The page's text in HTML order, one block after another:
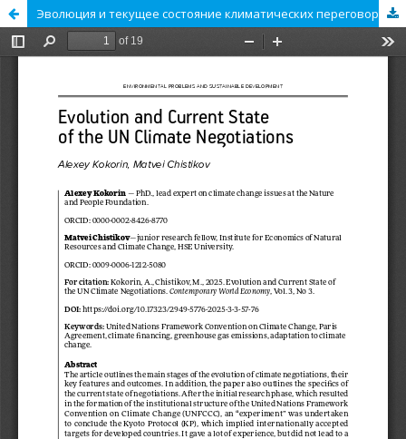
Эволюция и текущее состояние климатических переговоров в ООН